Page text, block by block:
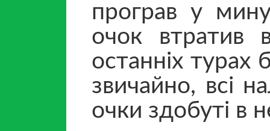
програв у
очок втратив
останніх
звичайно, всі
очки здобуті в